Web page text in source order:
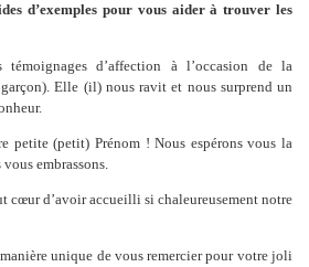
d’exemples pour vous aider à trouver les
d’affection à l’occasion de la
Elle (il) nous ravit et nous surprend un
petite (petit) Prénom ! Nous espérons vous la
embrassons.
cœur d’avoir accueilli si chaleureusement notre
unique de vous remercier pour votre joli